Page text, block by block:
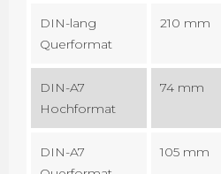
DIN-lang
Querformat
210 mm
DIN-A7
Hochformat
74 mm
DIN-A7
105 mm